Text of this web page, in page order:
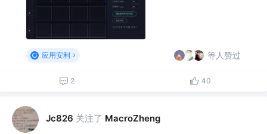
应用安利 等人赞过
2 40
Jc826 关注了 MacroZheng